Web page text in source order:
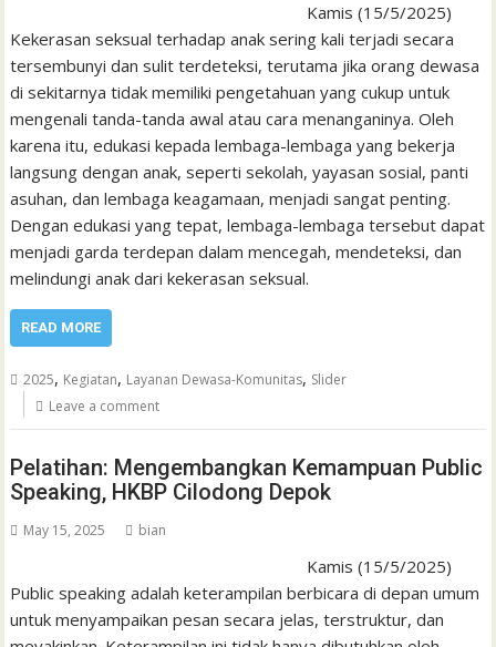
Kamis (15/5/2025)
Kekerasan seksual terhadap anak sering kali terjadi secara
tersembunyi dan sulit terdeteksi, terutama jika orang dewasa
di sekitarnya tidak memiliki pengetahuan yang cukup untuk
mengenali tanda-tanda awal atau cara menanganinya. Oleh
karena itu, edukasi kepada lembaga-lembaga yang bekerja
langsung dengan anak, seperti sekolah, yayasan sosial, panti
asuhan, dan lembaga keagamaan, menjadi sangat penting.
Dengan edukasi yang tepat, lembaga-lembaga tersebut dapat
menjadi garda terdepan dalam mencegah, mendeteksi, dan
melindungi anak dari kekerasan seksual.
READ MORE
2025, Kegiatan, Layanan Dewasa-Komunitas, Slider
Leave a comment
Pelatihan: Mengembangkan Kemampuan Public
Speaking, HKBP Cilodong Depok
May 15, 2025 bian
Kamis (15/5/2025)
Public speaking adalah keterampilan berbicara di depan umum
untuk menyampaikan pesan secara jelas, terstruktur, dan